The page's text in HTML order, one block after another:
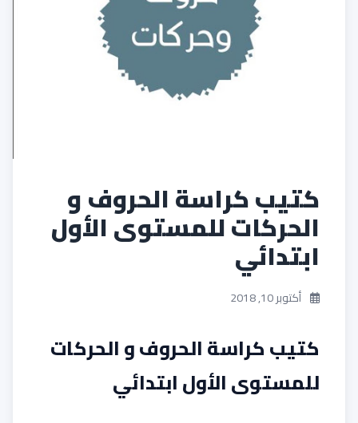
كتيب كراسة الحروف و
الحركات للمستوى الأول
ابتدائي
أكتوبر 10, 2018
كتيب كراسة الحروف و الحركات
للمستوى الأول ابتدائي